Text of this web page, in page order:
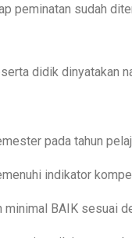
peminatan sudah
didik dinyatakan
pada tahun
indikator
BAIK sesuai